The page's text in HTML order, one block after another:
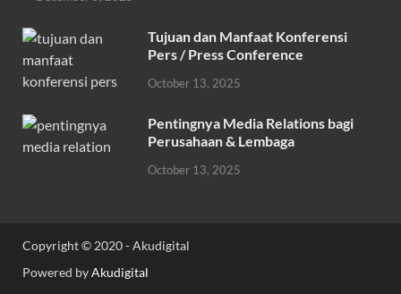
Tujuan dan Manfaat Konferensi
Pers / Press Conference
October 13, 2025
Pentingnya Media Relations bagi
Perusahaan & Lembaga
October 13, 2025
Copyright © 2020 - Akudigital
Powered byAkudigital